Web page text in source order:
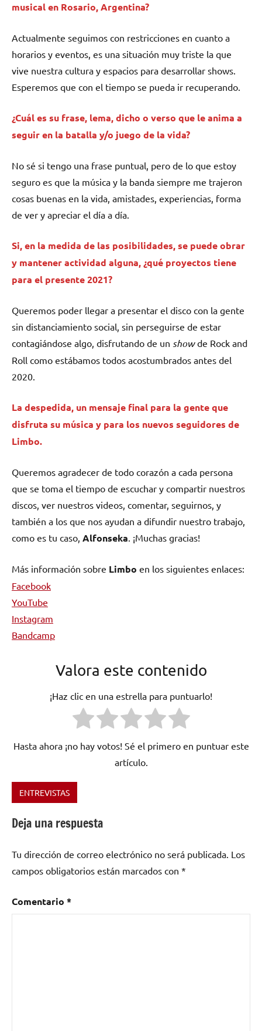
musical en Rosario, Argentina?
Actualmente seguimos con restricciones en cuanto a
horarios y eventos, es una situación muy triste la que
vive nuestra cultura y espacios para desarrollar shows.
Esperemos que con el tiempo se pueda ir recuperando.
¿Cuál es su frase, lema, dicho o verso que le anima a
seguir en la batalla y/o juego de la vida?
No sé si tengo una frase puntual, pero de lo que estoy
seguro es que la música y la banda siempre me trajeron
cosas buenas en la vida, amistades, experiencias, forma
de ver y apreciar el día a día.
Si, en la medida de las posibilidades, se puede obrar
y mantener actividad alguna, ¿qué proyectos tiene
para el presente 2021?
Queremos poder llegar a presentar el disco con la gente
sin distanciamiento social, sin perseguirse de estar
contagiándose algo, disfrutando de un showde Rock and
Roll como estábamos todos acostumbrados antes del
2020.
La despedida, un mensaje final para la gente que
disfruta su música y para los nuevos seguidores de
Limbo.
Queremos agradecer de todo corazón a cada persona
que se toma el tiempo de escuchar y compartir nuestros
discos, ver nuestros videos, comentar, seguirnos, y
también a los que nos ayudan a difundir nuestro trabajo,
como es tu caso, Alfonseka. ¡Muchas gracias!
Más información sobre Limbo en los siguientes enlaces:
Facebook
YouTube
Instagram
Bandcamp
Valora este contenido
¡Haz clic en una estrella para puntuarlo!
Hasta ahora ¡no hay votos! Sé el primero en puntuar este
artículo.
Etiquetado
Argentina,
Hard,
heavy,
punk
ENTREVISTAS
Deja una respuesta
Tu dirección de correo electrónico no será publicada. Los
campos obligatorios están marcados con *
Comentario *